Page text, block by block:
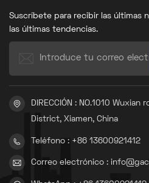
Suscríbete para recibir las últimas
las últimas tendencias.
DIRECCIÓN : NO.1010
District, Xiamen, China
Teléfono : +86 13600921412
Correo electrónico :